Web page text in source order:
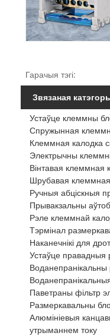
Гарачыя тэгі:
Звязаная
Устаўце клеммны
Спружынная
Клеммная калодка
Электрычны
Вінтавая клеммная
Шрубавая
Ручныя абціскныя
Прывакзальны
Рэле клеммнай
Тэрмінал
Наканечнікі для
Устаўце
Воданепранікальны
Паветраны фільтр
Размеркавальны
Алюмініевыя
утрыманнем току